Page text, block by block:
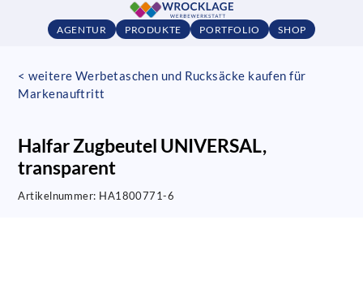
AGENTUR PRODUKTE PORTFOLIO SHOP
< weitere Werbetaschen und Rucksäcke kaufen für
Markenauftritt
Halfar Zugbeutel UNIVERSAL,
transparent
Artikelnummer: HA1800771-6